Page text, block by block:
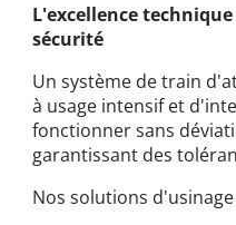
L'excellence
sécurité
Un système de train
à usage intensif et
fonctionner sans
garantissant des
Nos solutions